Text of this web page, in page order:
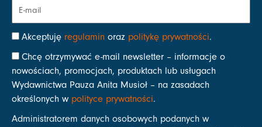
Akceptuję regulamin oraz politykę prywatności.
Chcę otrzymywać e-mail newsletter – informacje o
nowościach, promocjach, produktach lub usługach
Wydawnictwa Pauza Anita Musioł – na zasadach
określonych w polityce prywatności.
Administratorem danych osobowych podanych w